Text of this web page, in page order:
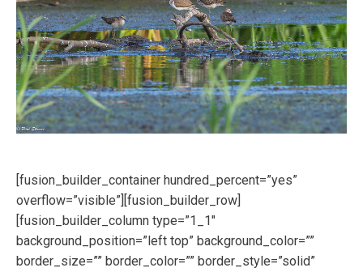
[fusion_builder_container hundred_percent=”yes”
overflow=”visible”][fusion_builder_row]
[fusion_builder_column type=”1_1″
background_position=”left top” background_color=””
border_size=”” border_color=”” border_style=”solid”